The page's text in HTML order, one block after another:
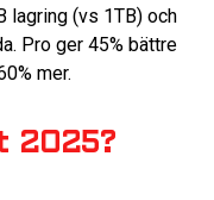
lagring (vs 1TB) och
Pro ger 45% bättre
mer.
2025?